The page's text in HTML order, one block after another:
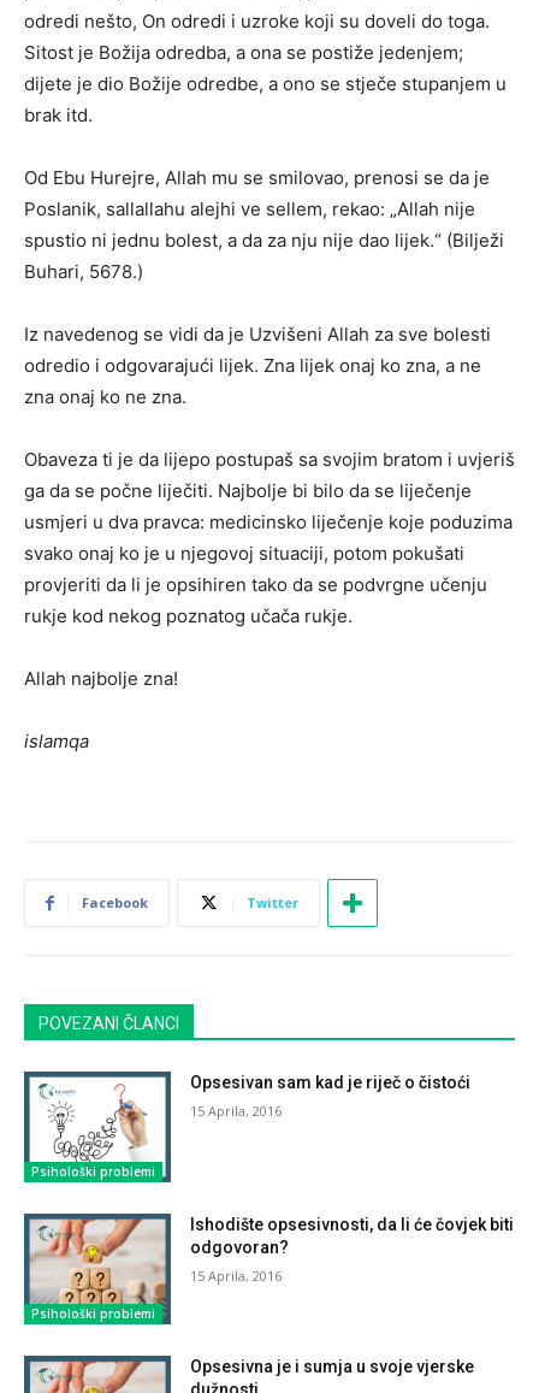
odredi nešto, On odredi i uzroke koji su doveli do toga.
Sitost je Božija odredba, a ona se postiže jedenjem;
dijete je dio Božije odredbe, a ono se stječe stupanjem u
brak itd.
Od Ebu Hurejre, Allah mu se smilovao, prenosi se da je
Poslanik, sallallahu alejhi ve sellem, rekao: „Allah nije
spustio ni jednu bolest, a da za nju nije dao lijek.“ (Bilježi
Buhari, 5678.)
Iz navedenog se vidi da je Uzvišeni Allah za sve bolesti
odredio i odgovarajući lijek. Zna lijek onaj ko zna, a ne
zna onaj ko ne zna.
Obaveza ti je da lijepo postupaš sa svojim bratom i uvjeriš
ga da se počne liječiti. Najbolje bi bilo da se liječenje
usmjeri u dva pravca: medicinsko liječenje koje poduzima
svako onaj ko je u njegovoj situaciji, potom pokušati
provjeriti da li je opsihiren tako da se podvrgne učenju
rukje kod nekog poznatog učača rukje.
Allah najbolje zna!
islamqa
Facebook Twitter
POVEZANI ČLANCI
Psihološki problemi
Opsesivan sam kad je riječ o čistoći
15 Aprila, 2016
Psihološki problemi
Ishodište opsesivnosti, da li će čovjek biti
odgovoran?
15 Aprila, 2016
Opsesivna je i sumja u svoje vjerske
dužnosti